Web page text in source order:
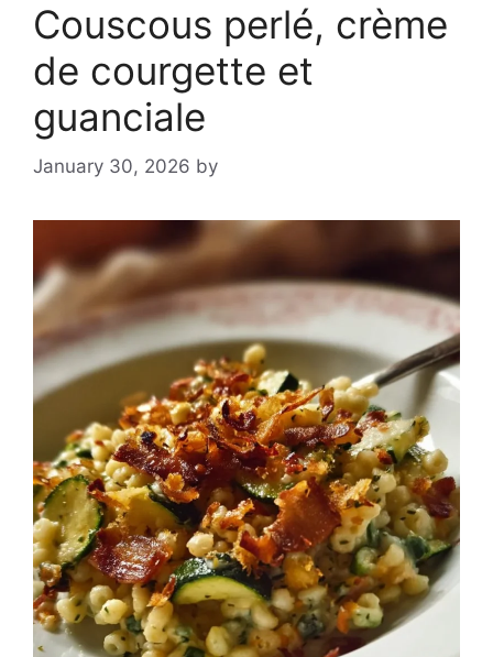
Couscous perlé, crème
de courgette et
guanciale
January 30, 2026 by